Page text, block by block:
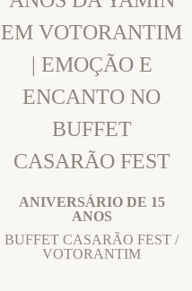
EM VOTORANTIM
| EMOÇÃO E
ENCANTO NO
BUFFET
CASARÃO FEST
ANIVERSÁRIO DE 15
ANOS
BUFFET CASARÃO FEST /
VOTORANTIM